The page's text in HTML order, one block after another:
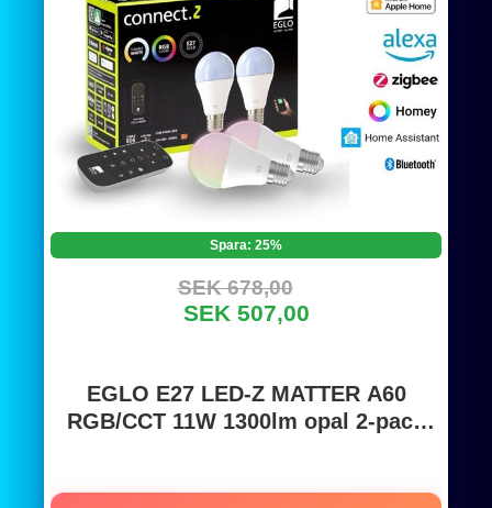
Spara: 25%
SEK 678,00
SEK 507,00
EGLO E27 LED-Z MATTER A60
RGB/CCT 11W 1300lm opal 2-pack